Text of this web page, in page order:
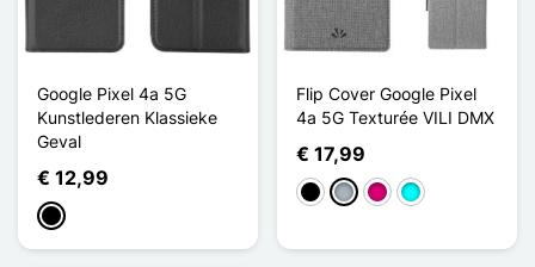
Google Pixel 4a 5G
Kunstlederen Klassieke
Geval
€ 12,99
Zwart
Flip Cover Google Pixel
4a 5G Texturée VILI DMX
€ 17,99
ZwartGrijsMagenta
Cyaan